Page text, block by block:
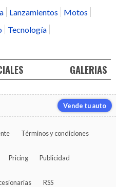
Lanzamientos
Motos
Tecnología
GALERIAS
Vende tu auto
Términos y condiciones
Pricing Publicidad
RSS